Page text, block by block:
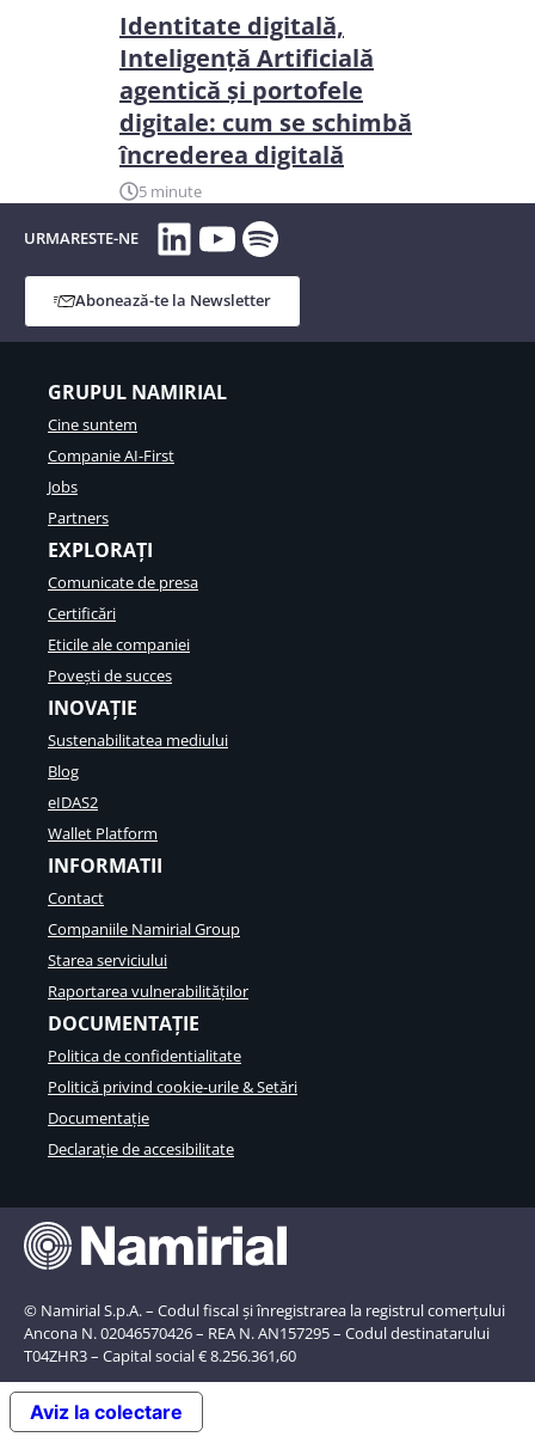
Identitate digitală,
Inteligență Artificială
agentică și portofele
digitale: cum se schimbă
încrederea digitală
5 minute
URMARESTE-NE LinkedIn
YouTube
Spotify
Abonează-te la Newsletter
GRUPUL NAMIRIAL
Cine suntem
Companie AI-First
Jobs
Partners
EXPLORAȚI
Comunicate de presa
Certificări
Eticile ale companiei
Povești de succes
INOVAȚIE
Sustenabilitatea mediului
Blog
eIDAS2
Wallet Platform
INFORMATII
Contact
Companiile Namirial Group
Starea serviciului
Raportarea vulnerabilităților
DOCUMENTAȚIE
Politica de confidentialitate
Politică privind cookie-urile & Setări
Documentație
Declarație de accesibilitate
© Namirial S.p.A. – Codul fiscal și înregistrarea la registrul comerțului
Ancona N. 02046570426 – REA N. AN157295 – Codul destinatarului
T04ZHR3 – Capital social € 8.256.361,60
Aviz la colectare